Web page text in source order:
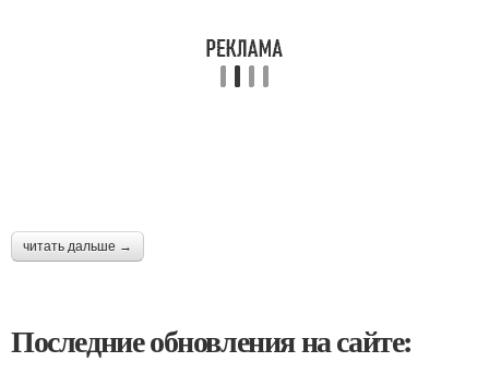
читать дальше →
Последние обновления на сайте: